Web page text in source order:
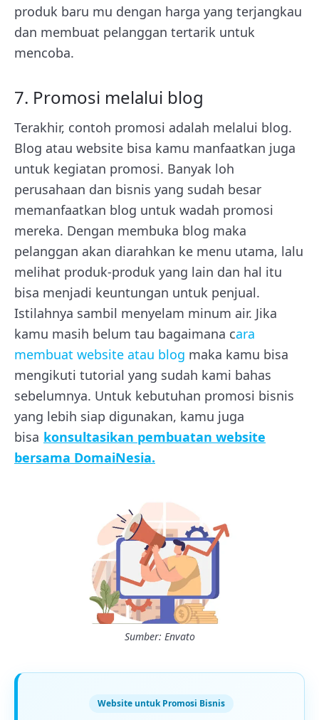
produk baru mu dengan harga yang terjangkau
dan membuat pelanggan tertarik untuk
mencoba.
7. Promosi melalui blog
Terakhir, contoh promosi adalah melalui blog.
Blog atau website bisa kamu manfaatkan juga
untuk kegiatan promosi. Banyak loh
perusahaan dan bisnis yang sudah besar
memanfaatkan blog untuk wadah promosi
mereka. Dengan membuka blog maka
pelanggan akan diarahkan ke menu utama, lalu
melihat produk-produk yang lain dan hal itu
bisa menjadi keuntungan untuk penjual.
Istilahnya sambil menyelam minum air. Jika
kamu masih belum tau bagaimana cara
membuat website atau blog maka kamu bisa
mengikuti tutorial yang sudah kami bahas
sebelumnya. Untuk kebutuhan promosi bisnis
yang lebih siap digunakan, kamu juga
bisa konsultasikan pembuatan website
bersama DomaiNesia.
Sumber: Envato
Website untuk Promosi Bisnis